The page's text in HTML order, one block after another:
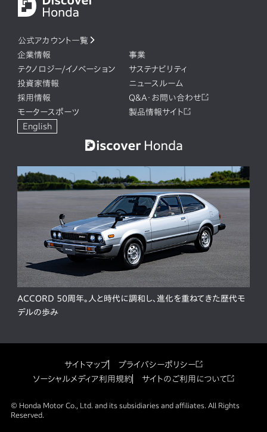
公式アカウント一覧
企業情報
事業
テクノロジー/イノベーション
サステナビリティ
投資家情報
ニュースルーム
採用情報
Q&A・お問い合わせ
モータースポーツ
製品情報サイト
English
ACCORD 50周年。人と時代に調和し、進化を重ねてきた歴代モ
デルの歩み
サイトマップ
プライバシーポリシー
ソーシャルメディア利用規約
サイトのご利用について
© Honda Motor Co., Ltd. and its subsidiaries and affiliates. All Rights
Reserved.